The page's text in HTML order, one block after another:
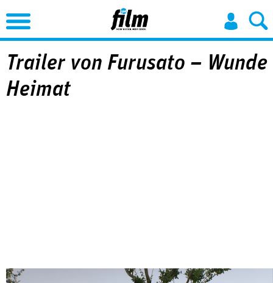
Jump to Navigation
Trailer von Furusato – Wunde
Heimat